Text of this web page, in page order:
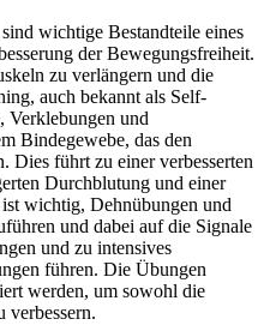
wichtige Bestandteile eines
der Bewegungsfreiheit.
zu verlängern und die
auch bekannt als Self-
Verklebungen und
Bindegewebe, das den
Dies führt zu einer verbesserten
Durchblutung und einer
wichtig, Dehnübungen und
und dabei auf die Signale
und zu intensives
führen. Die Übungen
werden, um sowohl die